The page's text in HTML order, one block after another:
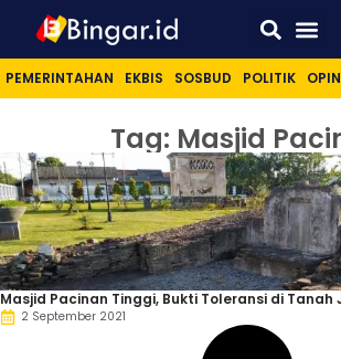
PEMERINTAHAN EKBIS SOSBUD POLITIK
Tag: Masjid
Masjid Pacinan Tinggi, Bukti Toleransi di Tanah
2 September 2021